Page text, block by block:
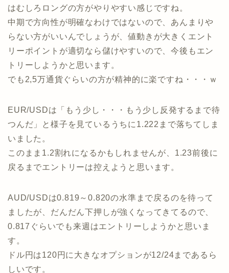
はむしろロングの方がやりやすい感じですね。
中期で方向性が明確なわけではないので、あんまりや
らない方がいいんでしょうが、値動きが大きくエント
リーポイントが適切なら儲けやすいので、今後もエン
トリーしようかと思います。
でも2,5万通貨ぐらいの方が精神的に楽ですね・・・ｗ
EUR/USDは「もう少し・・・もう少し反発するまで待
つんだ」と様子を見ているうちに1.222まで落ちてしま
いました。
このまま1.2割れになるかもしれませんが、1.23前後に
戻るまでエントリーは控えようと思います。
AUD/USDは0.819～0.820の水準まで戻るのを待って
ましたが、だんだん下押しが強くなってきてるので、
0.817ぐらいでも来週はエントリーしようかと思いま
す。
ドル円は120円に大きなオプションが12/24まであるら
しいです。